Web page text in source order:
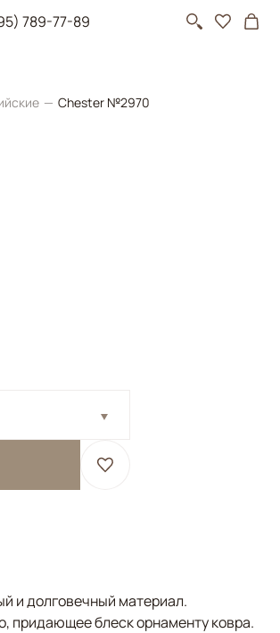
789-77-89
Chester №2970
и долговечный материал.
придающее блеск орнаменту ковра.